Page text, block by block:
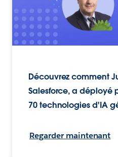
Découvrez comment
Salesforce, a déployé
70 technologies d'IA
Regarder maintenant